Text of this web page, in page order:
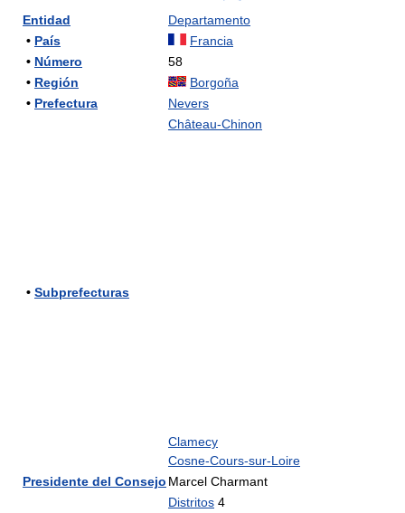
Entidad
Departamento
• País
Francia
• Número
58
• Región
Borgoña
• Prefectura Nevers
• Subprefecturas
Château-Chinon
Clamecy
Cosne-Cours-sur-Loire
Presidente del Consejo Marcel Charmant
Distritos 4